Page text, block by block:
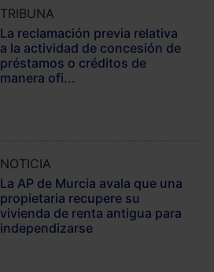
TRIBUNA
La reclamación previa relativa
a la actividad de concesión de
préstamos o créditos de
manera ofi...
NOTICIA
La AP de Murcia avala que una
propietaria recupere su
vivienda de renta antigua para
independizarse